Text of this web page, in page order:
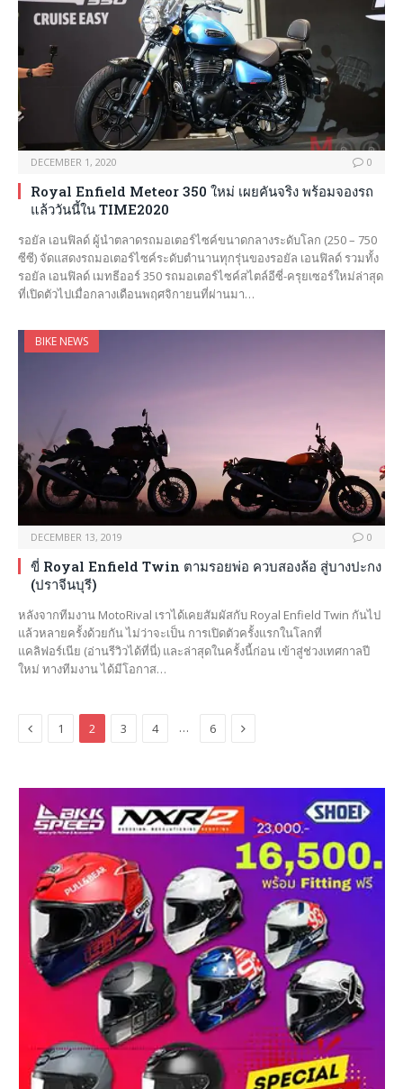
DECEMBER 1, 2020 0
Royal Enfield Meteor 350 ใหม่ เผยคันจริง พร้อมจองรถ
แล้ววันนี้ใน TIME2020
รอยัล เอนฟิลด์ ผู้นำตลาดรถมอเตอร์ไซค์ขนาดกลางระดับโลก (250 – 750
ซีซี) จัดแสดงรถมอเตอร์ไซค์ระดับตำนานทุกรุ่นของรอยัล เอนฟิลด์ รวมทั้ง
รอยัล เอนฟิลด์ เมทธีออร์ 350 รถมอเตอร์ไซค์สไตล์อีซี่-ครุยเซอร์ใหม่ล่าสุด
ที่เปิดตัวไปเมื่อกลางเดือนพฤศจิกายนที่ผ่านมา…
BIKE NEWS
DECEMBER 13, 2019 0
ขี่ Royal Enfield Twin ตามรอยพ่อ ควบสองล้อ สู่บางปะกง
(ปราจีนบุรี)
หลังจากทีมงาน MotoRival เราได้เคยสัมผัสกับ Royal Enfield Twin กันไป
แล้วหลายครั้งด้วยกัน ไม่ว่าจะเป็น การเปิดตัวครั้งแรกในโลกที่
แคลิฟอร์เนีย (อ่านรีวิวได้ที่นี่) และล่าสุดในครั้งนี้ก่อน เข้าสู่ช่วงเทศกาลปี
ใหม่ ทางทีมงาน ได้มีโอกาส…
Previous
1 2 3 4 … 6 Next